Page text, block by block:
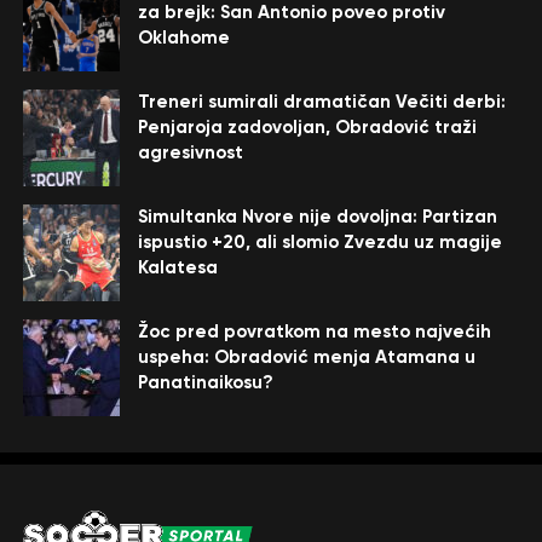
za brejk: San Antonio poveo protiv
Oklahome
Treneri sumirali dramatičan Večiti derbi:
Penjaroja zadovoljan, Obradović traži
agresivnost
Simultanka Nvore nije dovoljna: Partizan
ispustio +20, ali slomio Zvezdu uz magije
Kalatesa
Žoc pred povratkom na mesto najvećih
uspeha: Obradović menja Atamana u
Panatinaikosu?